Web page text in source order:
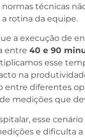
técnicas
rotina da equipe.
a execução de
entre 40 e 90
esse
na
entre diferentes
medições que
esse
e dificulta a